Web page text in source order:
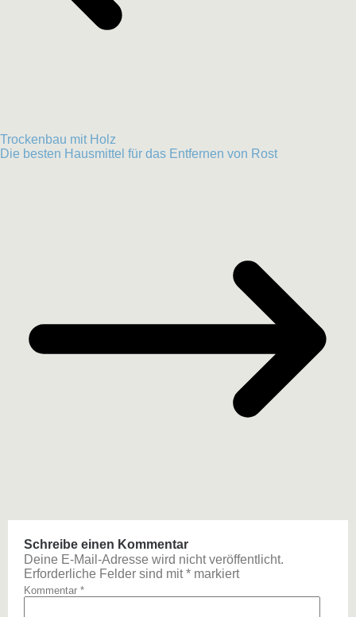
Trockenbau mit Holz
Die besten Hausmittel für das Entfernen von Rost
Schreibe einen Kommentar
Deine E-Mail-Adresse wird nicht veröffentlicht.
Erforderliche Felder sind mit* markiert
Kommentar *